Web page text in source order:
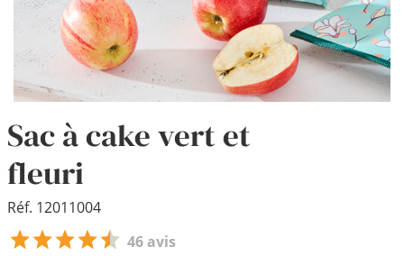
Sac à cake vert et
fleuri
Réf. 12011004
46 avis